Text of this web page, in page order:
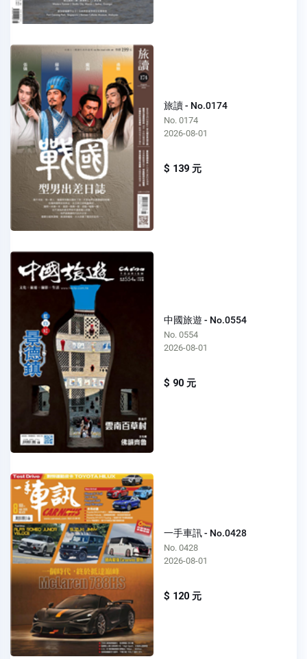
旅讀 - No.0174
No. 0174
2026-08-01
$ 139 元
中國旅遊 - No.0554
No. 0554
2026-08-01
$ 90 元
一手車訊 - No.0428
No. 0428
2026-08-01
$ 120 元